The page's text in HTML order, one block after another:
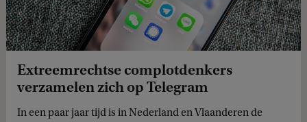
Extreemrechtse complotdenkers
verzamelen zich op Telegram
In een paar jaar tijd is in Nederland en Vlaanderen de